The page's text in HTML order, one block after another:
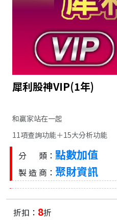
犀利股神VIP(1年)
和贏家站在一起
11項查詢功能＋15大分析功能
分 類： 點數加值
製 造 商： 聚財資訊
折扣： 8折